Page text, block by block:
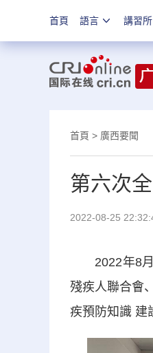
首頁 語言 講習所
首頁 > 廣西要聞
第六次
2022-08-25
2022年8月
殘疾人聯合會
疾預防知識 建